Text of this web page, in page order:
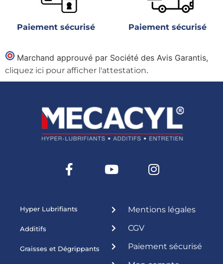
Paiement sécurisé Paiement sécurisé
Marchand approuvé par Société des Avis Garantis,
cliquez ici pour afficher l'attestation.
Hyper Lubrifiants
Additifs
Graisses et Dégrippants
Mentions légales
CGV
Paiement sécurisé